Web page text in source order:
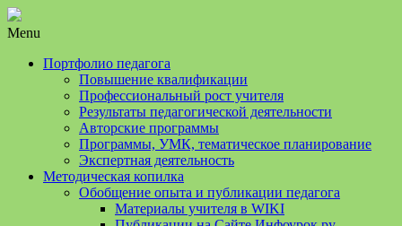
Menu
Портфолио педагога
Повышение квалификации
Профессиональный рост учителя
Результаты педагогической деятельности
Авторские программы
Программы, УМК, тематическое планирование
Экспертная деятельность
Методическая копилка
Обобщение опыта и публикации педагога
Материалы учителя в WIKI